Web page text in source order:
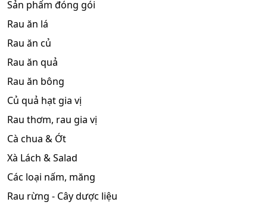
Sản phẩm đóng gói
Rau ăn lá
Rau ăn củ
Rau ăn quả
Rau ăn bông
Củ quả hạt gia vị
Rau thơm, rau gia vị
Cà chua & Ớt
Xà Lách & Salad
Các loại nấm, măng
Rau rừng - Cây dược liệu